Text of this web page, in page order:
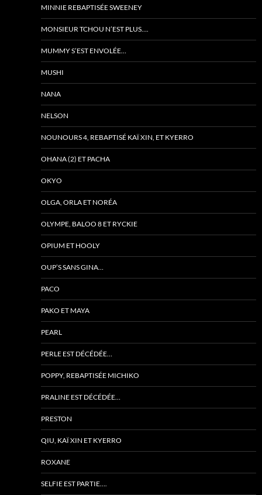
MINNIE REBAPTISÉE SWEENEY
MONSIEUR TCHOU N’EST PLUS….
MUMMY S’EST ENVOLÉE…
MUSHI
NANA
NELSON
NOUNOURS 4, REBAPTISÉ KAÏ XIN, ET KYERRO
OHANA (2) ET PACHA
OKYO
OLGA, ORLA ET NORÉA
OLYMPE, BALOO 8 ET RYCKIE
OPIUM ET HOOLY
OUP’S SANS GINA…
PACO
PAKO ET MAYA
PEARL
PERLE EST DÉCÉDÉE…
POPPY, REBAPTISÉE MICHIKO
PRALINE EST DÉCÉDÉE…
PRESTON
QIU, KAÏ XIN ET KYERRO
ROXANE
SELFIE EST PARTIE….